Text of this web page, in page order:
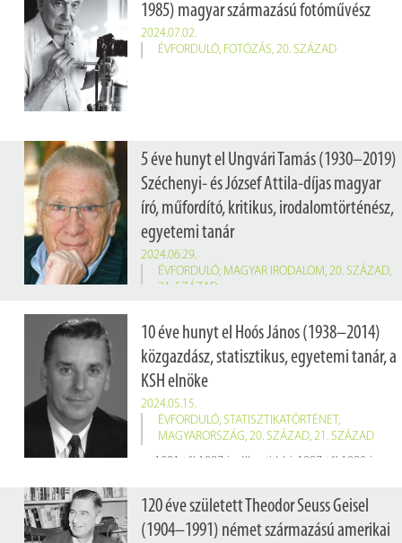
1985) magyar származású fotóművész
2024.07.02.
ÉVFORDULÓ, FOTÓZÁS, 20. SZÁZAD
5 éve hunyt el Ungvári Tamás (1930–2019)
Széchenyi- és József Attila-díjas magyar
író, műfordító, kritikus, irodalomtörténész,
egyetemi tanár
2024.06.29.
ÉVFORDULÓ, MAGYAR IRODALOM, 20. SZÁZAD,
21. SZÁZAD
10 éve hunyt el Hoós János (1938–2014)
közgazdász, statisztikus, egyetemi tanár, a
KSH elnöke
2024.05.15.
ÉVFORDULÓ, STATISZTIKATÖRTÉNET,
MAGYARORSZÁG, 20. SZÁZAD, 21. SZÁZAD
120 éve született Theodor Seuss Geisel
(1904–1991) német származású amerikai